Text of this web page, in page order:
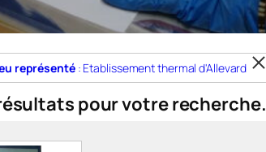
représenté: Etablissement thermal d'Allevard
pour votre recherche.